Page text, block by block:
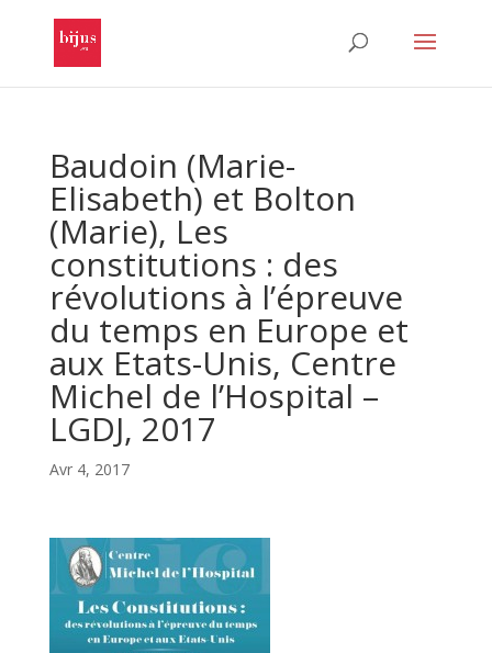
Baudoin (Marie-
Elisabeth) et Bolton
(Marie), Les
constitutions : des
révolutions à l’épreuve
du temps en Europe et
aux Etats-Unis, Centre
Michel de l’Hospital –
LGDJ, 2017
Avr 4, 2017